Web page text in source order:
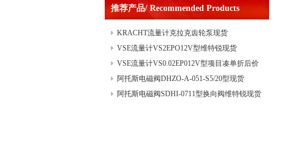
推荐产品/ Recommended Products
KRACHT流量计克拉克齿轮泵现货
VSE流量计VS2EPO12V型维特锐现货
VSE流量计VS0.02EP012V型项目凑单折后价
阿托斯电磁阀DHZO-A-051-S5/20型现货
阿托斯电磁阀SDHI-0711型换向阀维特锐现货